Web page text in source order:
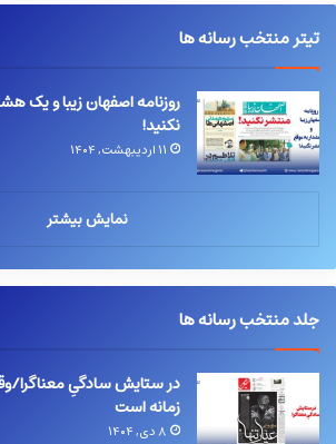
تیتر منتخب رسانه ها
روزنامه اصفهان زیبا و یک
نکنید!
۱۱ اردیبهشت, ۱۴۰۴
نمایش بیشتر
جلد منتخب رسانه ها
در ستایش سادگیِ معناگرا/
زمانه است
۸ دی, ۱۴۰۴